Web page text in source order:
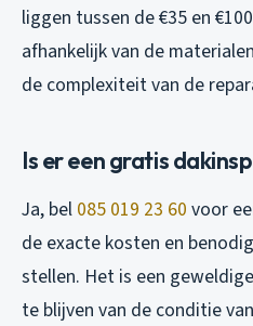
liggen tussen de €35 en
afhankelijk van de
de complexiteit van de
Is er een gratis
Ja, bel 085 019 23 60 voor
de exacte kosten en
stellen. Het is een
te blijven van de conditie